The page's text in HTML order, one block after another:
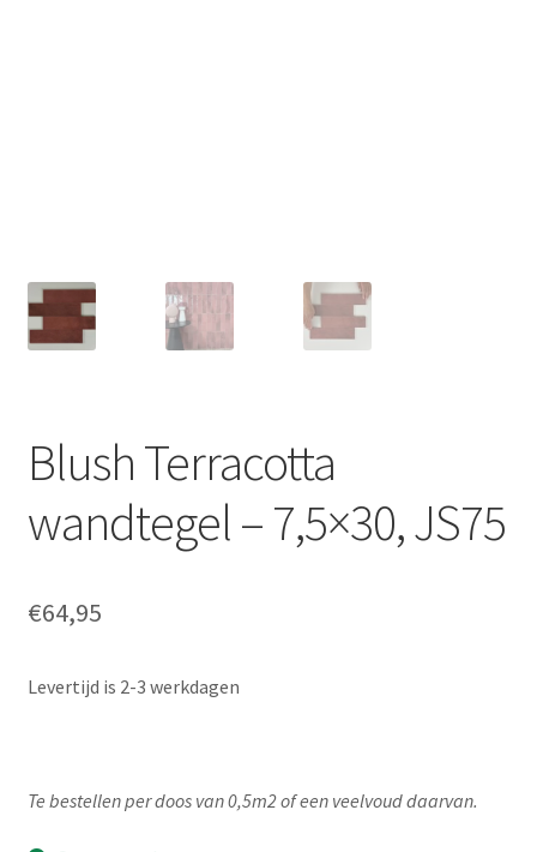
Blush Terracotta
wandtegel – 7,5×30, JS75
€64,95
Levertijd is 2-3 werkdagen
Te bestellen per doos van 0,5m2 of een veelvoud daarvan.